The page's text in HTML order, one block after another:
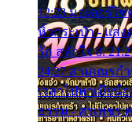
12:23 มอเตอร์ไ
หิ้วกระเป๋า - แสง
รัก สลักใจ 8.
24:27 สามเณรก
เวลาไปหาเมียน้
ธรรม - ศรเพชร